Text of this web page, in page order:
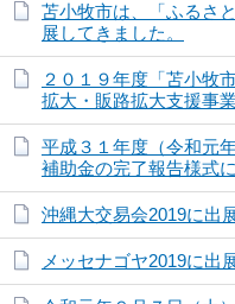
苫小牧市は、「ふるさ
展してきました。
２０１９年度「苫小牧
拡大・販路拡大支援事
平成３１年度（令和元
補助金の完了報告様式
沖縄大交易会2019に出
メッセナゴヤ2019に出